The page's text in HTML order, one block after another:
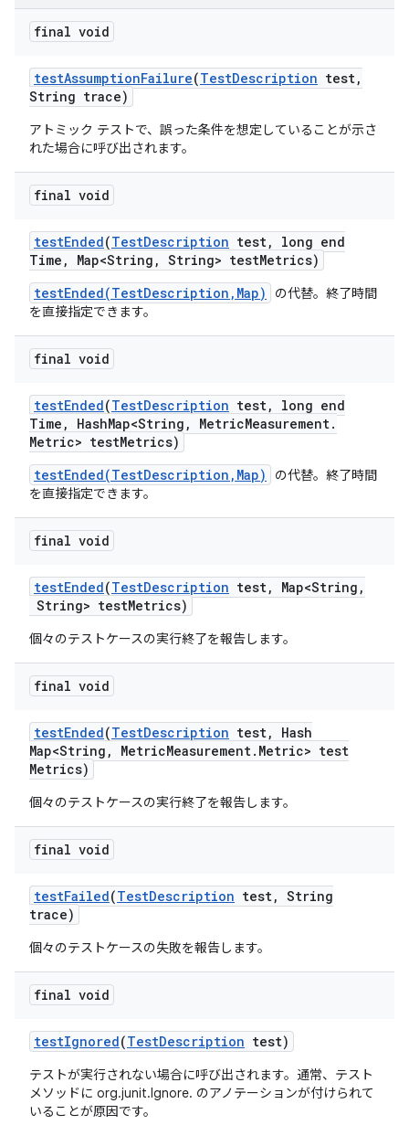
final void
testAssumptionFailure(TestDescription test,
String trace)
アトミック テストで、誤った条件を想定していることが示さ
れた場合に呼び出されます。
final void
testEnded(TestDescription test,
long end
Time , Map<String , String> testMetrics)
testEnded(TestDescription,Map)
の代替。終了時間
を直接指定できます。
final void
testEnded(TestDescription test,
long end
Time , HashMap<String , MetricMeasurement.
Metric> testMetrics)
testEnded(TestDescription,Map)
の代替。終了時間
を直接指定できます。
final void
testEnded(TestDescription test, Map<String ,
String> testMetrics)
個々のテストケースの実行終了を報告します。
final void
testEnded(TestDescription test,
Hash
Map<String , MetricMeasurement. Metric> test
Metrics)
個々のテストケースの実行終了を報告します。
final void
testFailed(TestDescription test, String
trace)
個々のテストケースの失敗を報告します。
final void
testIgnored(TestDescription test)
テストが実行されない場合に呼び出されます。通常、テスト
メソッドに org.junit.Ignore. のアノテーションが付けられて
いることが原因です。